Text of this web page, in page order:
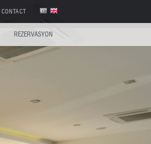
CONTACT
REZERVASYON